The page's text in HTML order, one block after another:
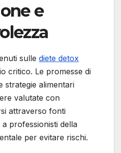
e
sulle diete detox
critico. Le promesse di
strategie alimentari
valutate con
attraverso fonti
professionisti della
per evitare rischi.